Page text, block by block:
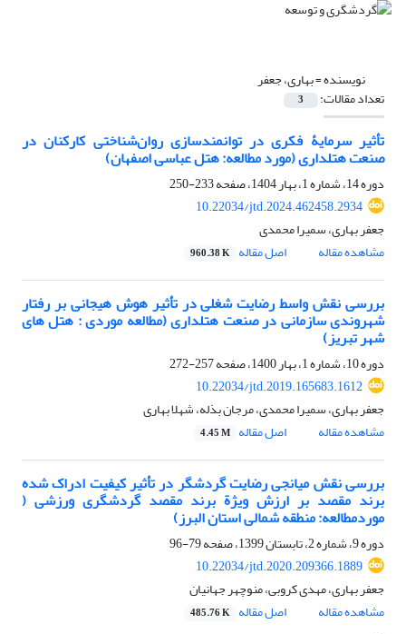
نویسنده =بهاری، جعفر
تعداد مقالات: 3
تأثیر سرمایۀ فکری در توانمندسازی روان‌شناختی کارکنان در
صنعت هتلداری (مورد مطالعه: هتل عباسی اصفهان)
دوره 14، شماره 1، بهار 1404، صفحه
233-250
10.22034/jtd.2024.462458.2934
جعفر بهاری، سمیرا محمدی
مشاهده مقاله
اصل مقاله 960.38 K
بررسی نقش واسط رضایت شغلی در تأثیر هوش هیجانی بر رفتار
شهروندی سازمانی در صنعت هتلداری (مطالعه موردی : هتل های
شهر تبریز)
دوره 10، شماره 1، بهار 1400، صفحه
257-272
10.22034/jtd.2019.165683.1612
جعفر بهاری، سمیرا محمدی، مرجان بذله، شهلا بهاری
مشاهده مقاله
اصل مقاله 4.45 M
بررسی نقش میانجی رضایت گردشگر در تأثیر کیفیت ادراک شده
برند مقصد بر ارزش ویژة برند مقصد گردشگری ورزشی (
موردمطالعه: منطقه شمالی استان البرز)
دوره 9، شماره 2، تابستان 1399، صفحه
79-96
10.22034/jtd.2020.209366.1889
جعفر بهاری، مهدی کروبی، منوچهر جهانیان
مشاهده مقاله
اصل مقاله 485.76 K